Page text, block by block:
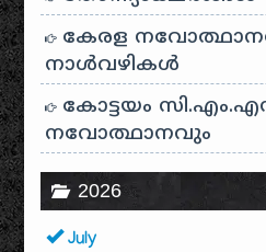
കേരള
നാൾവഴികൾ
കോട്ടയം
നവോത്ഥാനവും
2026
July